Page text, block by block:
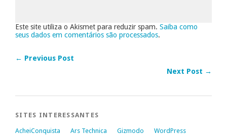
Este site utiliza o Akismet para reduzir spam. Saiba como
seus dados em comentários são processados.
← Previous Post
Next Post →
SITES INTERESSANTES
AcheiConquista Ars Technica Gizmodo WordPress